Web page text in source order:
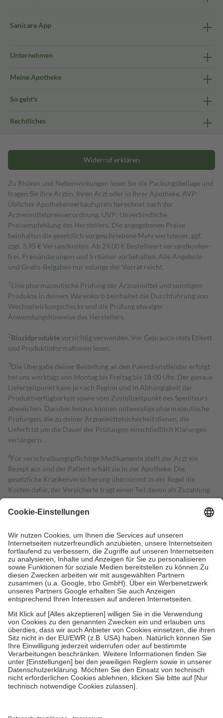
Sanicare App
Unternehmen
Meine Apotheke
So geht's
Rechtliches
Widerruf erklären
Zu Risiken und Nebenwirkungen lesen Sie die Packungsbeilage und
fragen Sie Ihre Ärztin, Ihren Arzt oder in Ihrer Apotheke. AVP:
Üblicher Apothekenverkaufspreis berechnet nach der
Arzneimittelpreisverordnung. UVP: Unverbindliche
Preisempfehlung des Herstellers. Die angegebenen Preise
beinhalten die gesetzlich vorgeschriebene Mehrwertsteuer, ggf.
zzgl. 3,95 € Versandkosten. Ab 29,00 € Bestell­wert versand­kosten­
frei. Preisänderungen und Irrtümer vorbehalten. Alle Angebote
und Gratis-Beigaben nur solange der Vorrat reicht.
1 Eine pharmazeutische Prüfung der Arzneimittel und sonstigen
Produkte in deinem Warenkorb beinhaltet die Durchführung von
Wechselwirkungschecks und die Prüfung etwaiger
Anwendungshinweise des Herstellers.
2Biozidproduktevorsichtig verwenden. Vor Gebrauch stets Etikett
und Produktinformationen lesen.
3Die Übergabe deiner Bestellung an den Paketdienstleister erfolgt
bei uns werktags von Montag bis Freitag bis 18:00 Uhr. Der genaue
Lieferzeitpunkt kann je nach Region und in Abhängigkeit der
Produktverfügbarkeit sowie vom Zustellzeitpunkt des Spediteurs
abweichen. Darüber hinaus können notwendige pharmazeutische
Prüfungen, die zu deiner Arzneimittelsicherheit dienen, die
Lieferfrist um die Dauer der Prüfungen einschließlich Klärungen
verlängern.
4Für verschreibungspflichtige Medikamente stellt der Arzt ein
Rezept aus und der Patient erhält sie in der Apotheke. Die
gesetzliche Krankenversicherung übernimmt in der Regel die
Kosten dafür, der Versicherte trägt einen Teil davon als Zuzahlung
mit.
Grundsätzlich leisten Mitglieder Zuzahlungen in Höhe von zehn
höchstens zehn Euro.
Es sind jedoch nie mehr als die tatsächlichen
Kosten der Leistung zu entrichten.
Diese Regeln gelten grundsätzlich auch für Online-Apotheken.
Bei Heilmitteln und häuslicher Krankenpflege beträgt die
Zuzahlung zehn Prozent der Kosten sowie zehn Euro je
Verordnung.
Um das Engagement der Versicherten für ihre eigene Gesundheit zu
stärken und die besondere Stellung der Familie zu unterstützen,
fallenkeine Zuzahlungenan bei:
• Kindern und Jugendlichen bis zum vollendeten 18. Lebensjahr
mit Ausnahme der Fahrkosten
• Untersuchungen zur Vorsorge und Früherkennung, die von der
GKV getragen werden
• empfohlenen Schutzimpfungen
• Harn- und Blutteststreifen